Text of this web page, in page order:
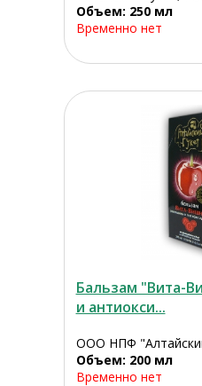
Объем: 250 мл
Временно нет
Бальзам "Вита-
и антиокси...
ООО НПФ
Объем: 200 мл
Временно нет